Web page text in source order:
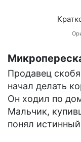
Продавец
начал делать
Он ходил по
Мальчик,
понял